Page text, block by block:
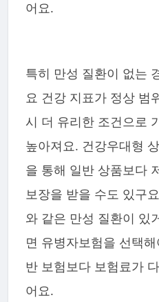
어요.
특히 만성 질환이 없는
요 건강 지표가 정상 범
시 더 유리한 조건으로
높아져요. 건강우대형
을 통해 일반 상품보다
보장을 받을 수도 있구
와 같은 만성 질환이 있
면 유병자보험을 선택
반 보험보다 보험료가
어요.